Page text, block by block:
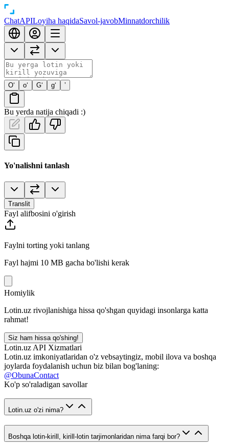
ChatAPILoyiha haqidaSavol-javobMinnatdorchilik
O‘ o‘ G‘ g‘ ’
Bu yerda natija chiqadi :)
Yo'nalishni tanlash
Translit
Fayl alifbosini o'girish
Faylni torting yoki tanlang
Fayl hajmi 10 MB gacha bo'lishi kerak
Homiylik
Lotin.uz rivojlanishiga hissa qo'shgan quyidagi insonlarga katta
rahmat!
Siz ham hissa qo'shing!
Lotin.uz API Xizmatlari
Lotin.uz imkoniyatlaridan o'z vebsaytingiz, mobil ilova va boshqa
joylarda foydalanish uchun biz bilan bog'laning:
@ObunaContact
Ko'p so'raladigan savollar
Lotin.uz o'zi nima?
Boshqa lotin-kirill, kirill-lotin tarjimonlaridan nima farqi bor?